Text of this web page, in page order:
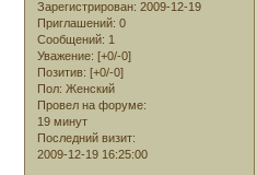
Зарегистрирован: 2009-12-19
Приглашений: 0
Сообщений: 1
Уважение: [+0/-0]
Позитив: [+0/-0]
Пол: Женский
Провел на форуме:
19 минут
Последний визит:
2009-12-19 16:25:00